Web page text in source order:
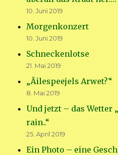
10. Juni 2019
Morgenkonzert
10. Juni 2019
Schneckenlotse
21. Mai 2019
„Äilespeejels Arwet?“
8. Mai 2019
Und jetzt – das Wetter
rain..“
25. April 2019
Ein Photo – eine